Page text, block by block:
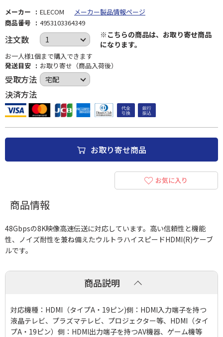
メーカー ELECOM
メーカー製品情報ページ
商品番号
4953103364349
注文数
※こちらの商品は、お取り寄せ商品
になります。
お一人様1個まで購入できます
発送目安
お取り寄せ（商品入荷後）
受取方法
決済方法
お取り寄せ商品
お気に入り
商品情報
48Gbpsの8K映像高速伝送に対応しています。高い信頼性と機能
性、ノイズ耐性を兼ね備えたウルトラハイスピードHDMI(R)ケーブ
ルです。
商品説明
対応機種：HDMI（タイプA・19ピン)側：HDMI入力端子を持つ
液晶テレビ、プラズマテレビ、プロジェクター等、HDMI（タイ
プA・19ピン）側：HDMI出力端子を持つAV機器、ゲーム機等